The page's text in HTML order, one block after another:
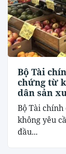
Bộ Tài
chứng từ
dân sản
Bộ Tài
không yêu
đầu...